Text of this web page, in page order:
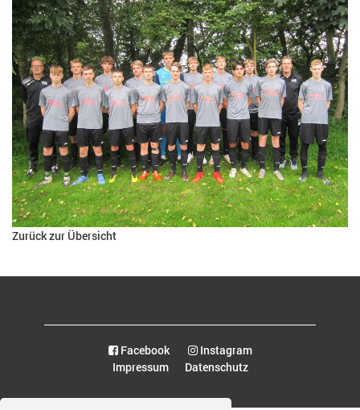
Zurück zur Übersicht
Facebook
Instagram
Impressum
Datenschutz